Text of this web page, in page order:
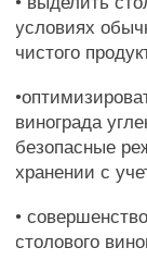
условиях
чистого
винограда
безопасные
хранении с
•
столового